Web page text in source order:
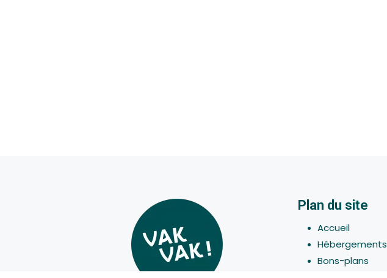
Plan du site
Accueil
Hébergements
Bons-plans